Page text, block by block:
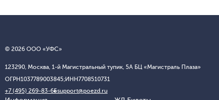
© 2026 ООО «УФС»
123290, Москва, 1-й Магистральный тупик, 5А БЦ «Магистраль Плаза»
ОГРН1037789003845;ИНН7708510731
+7 (495) 269-83-65support@poezd.ru